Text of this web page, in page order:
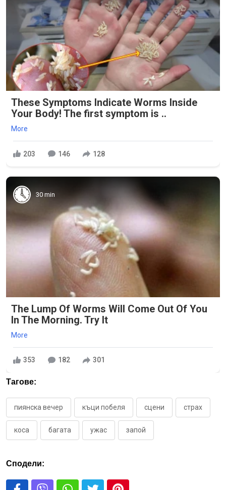
These Symptoms Indicate Worms Inside
Your Body! The first symptom is ..
More
203 146 128
30 min
The Lump Of Worms Will Come Out Of You
In The Morning. Try It
More
353 182 301
Тагове:
пиянска вечер къци побеля сцени страх
коса багата ужас запой
Сподели: